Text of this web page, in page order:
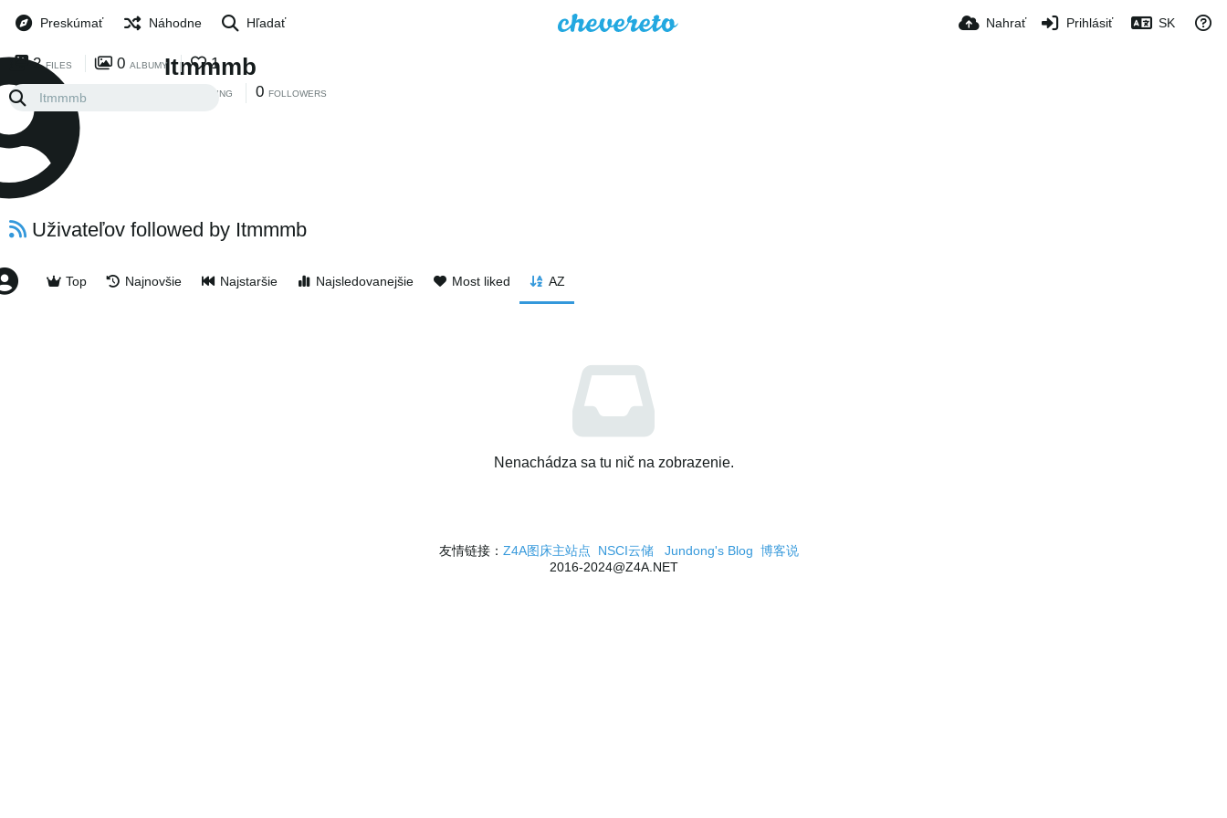
Preskúmať Náhodne Hľadať Nahrať Prihlásiť SK
Itmmmb
FOLLOWING 0 FOLLOWERS
2 FILES 0 ALBUMY 1
Uživateľov followed by Itmmmb
Top Najnovšie Najstaršie Najsledovanejšie Most liked AZ
Nenachádza sa tu nič na zobrazenie.
友情链接： Z4A图床主站点 NSCI云储 Jundong's Blog 博客说
2016-2024@Z4A.NET